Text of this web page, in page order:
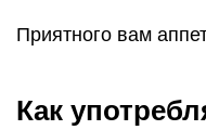
Приятного вам
Как